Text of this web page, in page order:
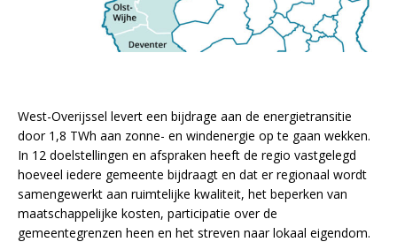
West-Overijssel levert een bijdrage aan de energietransitie
door 1,8 TWh aan zonne- en windenergie op te gaan wekken.
In 12 doelstellingen en afspraken heeft de regio vastgelegd
hoeveel iedere gemeente bijdraagt en dat er regionaal wordt
samengewerkt aan ruimtelijke kwaliteit, het beperken van
maatschappelijke kosten, participatie over de
gemeentegrenzen heen en het streven naar lokaal eigendom.